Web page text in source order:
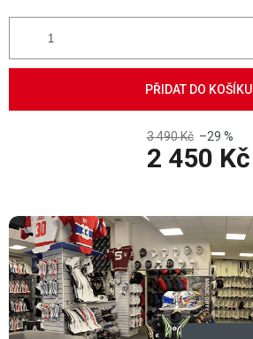
PŘIDAT DO KOŠÍKU
3 490 Kč –29 %
2 450 Kč